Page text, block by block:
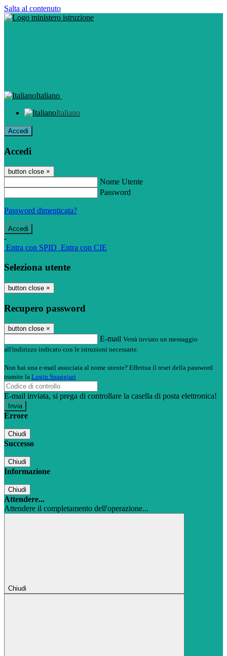
Salta al contenuto
Italiano
Italiano
Accedi
Accedi
button close ×
Nome Utente
Password
Password dimenticata?
-
Entra con SPID Entra con CIE
Seleziona utente
button close ×
Recupero password
button close ×
E-mail Verrà inviato un messaggio
all'indirizzo indicato con le istruzioni necessarie.
Non hai una e-mail associata al nome utente? Effettua il reset della password
tramite la Login Spaggiari
E-mail inviata, si prega di controllare la casella di posta elettronica!
Errore
Chiudi
Successo
Chiudi
Informazione
Chiudi
Attendere...
Attendere il completamento dell'operazione...
Chiudi